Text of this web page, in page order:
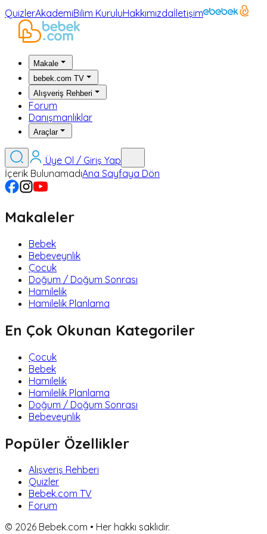
QuizlerAkademiBilim KuruluHakkımızdaİletişim
Makale
bebek.com TV
Alışveriş Rehberi
Forum
Danışmanlıklar
Araçlar
Üye Ol / Giriş Yap
İçerik BulunamadıAna Sayfaya Dön
Makaleler
Bebek
Bebeveynlik
Çocuk
Doğum / Doğum Sonrası
Hamilelik
Hamilelik Planlama
En Çok Okunan Kategoriler
Çocuk
Bebek
Hamilelik
Hamilelik Planlama
Doğum / Doğum Sonrası
Bebeveynlik
Popüler Özellikler
Alışveriş Rehberi
Quizler
Bebek.com TV
Forum
© 2026 Bebek.com • Her hakkı saklıdır.